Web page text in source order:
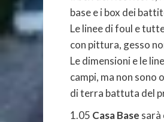
base e i box dei
Le linee di foul e
con pittura, gesso
Le dimensioni e le
campi, ma non sono
di terra battuta del
1.05 Casa Base sarà